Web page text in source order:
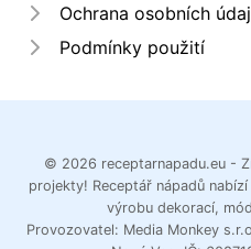
Ochrana osobních
Podmínky použití
© 2026 receptarnapadu.eu -
projekty! Receptář nápadů
výrobu dekorací,
Provozovatel: Media Monkey